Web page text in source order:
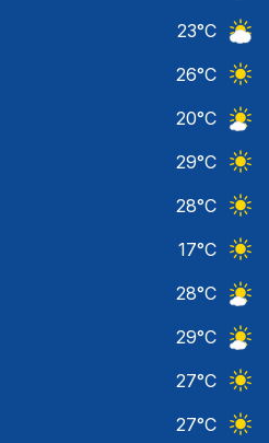
23°C
26°C
20°C
29°C
28°C
17°C
28°C
29°C
27°C
27°C